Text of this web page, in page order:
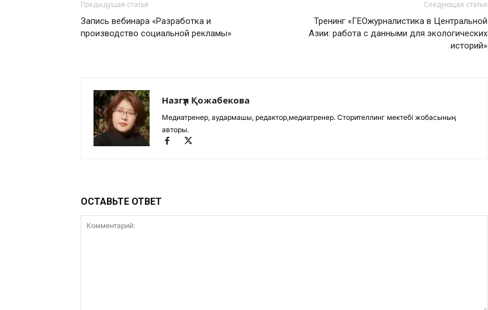
Предыдущая статья
Запись вебинара «Разработка и
производство социальной рекламы»
Следующая статья
Тренинг «ГЕОжурналистика в Центральной
Азии: работа с данными для экологических
историй»
Назгүл Қожабекова
Медиатренер, аудармашы, редактор,медиатренер. Сторителлинг мектебі жобасының
авторы.
ОСТАВЬТЕ ОТВЕТ